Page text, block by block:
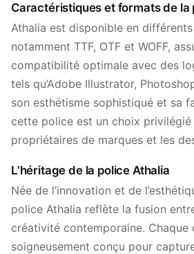
Caractéristiques et formats de la
Athalia est disponible en
notamment TTF, OTF et WOFF,
compatibilité optimale avec des
tels qu’Adobe Illustrator,
son esthétisme sophistiqué et sa
cette police est un choix privilégié
propriétaires de marques et les
L’héritage de la police Athalia
Née de l’innovation et de
police Athalia reflète la fusion
créativité contemporaine. Chaque
soigneusement conçu pour